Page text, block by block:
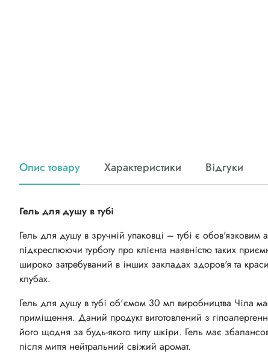
Опис товару Характеристики Відгуки
Гель для душу в тубі
Гель для душу в зручній упаковці – тубі є обов'язковим
підкреслюючи турботу про клієнта наявністю таких
широко затребуваний в інших закладах здоров'я та
клубах.
Гель для душу в тубі об'ємом 30 мл виробництва Чіла
приміщення. Даний продукт виготовлений з
його щодня за будь-якого типу шкіри. Гель має
після миття нейтральний свіжий аромат.